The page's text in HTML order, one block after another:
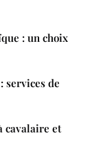
: un choix
services de
cavalaire et